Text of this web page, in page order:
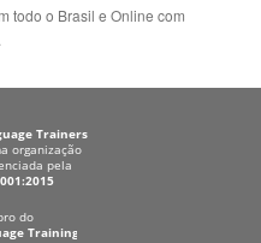
fornecendo cursos de